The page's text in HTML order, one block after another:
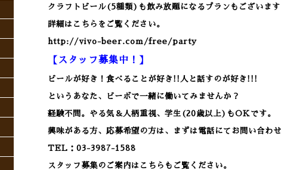
クラフトビール(5種類)も飲み放題になるプランもございま
詳細はこちらをご覧ください。
http://vivo-beer.com/free/party
【スタッフ募集中！】
ビールが好き！食べることが好き!!人と話すのが好き!!!
というあなた、ビーボで一緒に働いてみませんか？
経験不問。やる気＆人柄重視、学生(20歳以上)もOKです。
興味がある方、応募希望の方は、まずは電話にてお問い合わ
TEL：03-3987-1588
スタッフ募集のご案内はこちらもご覧ください。